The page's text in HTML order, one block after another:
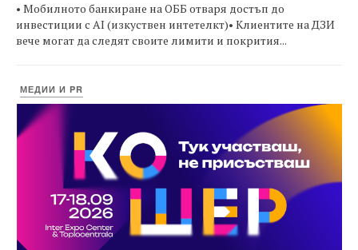
• Мобилното банкиране на ОББ отваря достъп до
инвестиции с AI (изкуствен интетелкт)• Клиентите на ДЗИ
вече могат да следят своите лимити и покрития...
МЕДИИ И PR